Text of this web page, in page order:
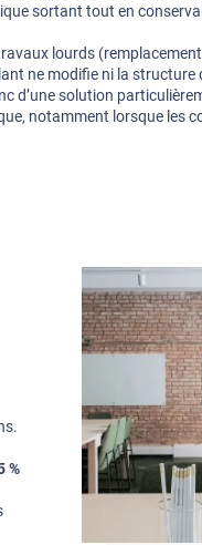
sortant tout en
lourds
ne modifie ni la
d’une solution
notamment lorsque les
%